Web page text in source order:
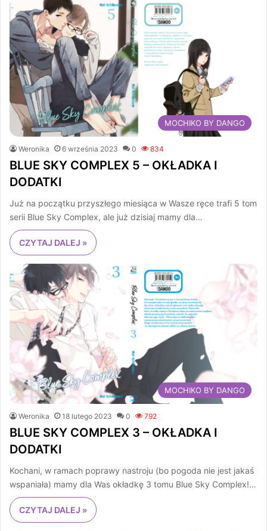
MOCHIKO BY DANGO
Weronika 6 września 2023 0 834
BLUE SKY COMPLEX 5 – OKŁADKA I
DODATKI
Już na początku przyszłego miesiąca w Wasze ręce trafi 5 tom
serii Blue Sky Complex, ale już dzisiaj mamy dla…
CZYTAJ DALEJ »
MOCHIKO BY DANGO
Weronika 18 lutego 2023 0 792
BLUE SKY COMPLEX 3 – OKŁADKA I
DODATKI
Kochani, w ramach poprawy nastroju (bo pogoda nie jest jakaś
wspaniała) mamy dla Was okładkę 3 tomu Blue Sky Complex!…
CZYTAJ DALEJ »